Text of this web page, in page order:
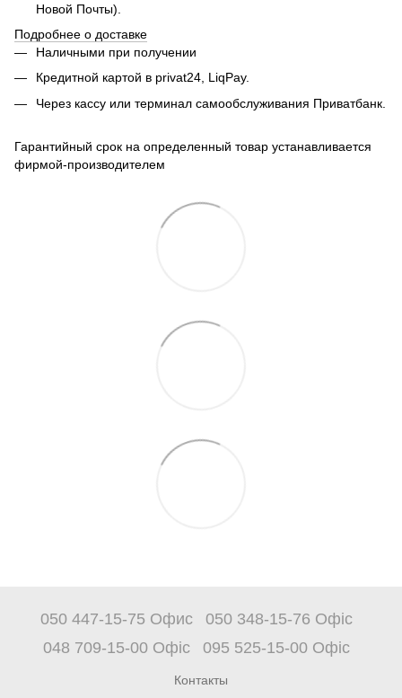
Новой Почты).
Подробнее о доставке
Наличными при получении
Кредитной картой в privat24, LiqPay.
Через кассу или терминал самообслуживания Приватбанк.
Гарантийный срок на определенный товар устанавливается
фирмой-производителем
050 447-15-75 Офис
050 348-15-76 Офіс
048 709-15-00 Офіс
095 525-15-00 Офіс
Контакты